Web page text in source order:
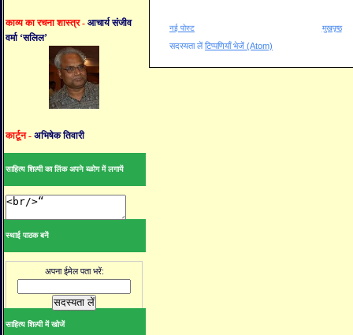
काव्य का रचना शास्त्र - आचार्य संजीव
वर्मा ‘सलिल’
कार्टून - अभिषेक तिवारी
साहित्य शिल्पी का लिंक अपने ब्ळोग में लगायें
स्थाई पाठक बनें
अपना ईमेल पता भरें:
साहित्य शिल्पी में खोजें
नई पोस्ट मुखपृष्ठ
सदस्यता लेंटिप्पणियाँ भेजें (Atom)